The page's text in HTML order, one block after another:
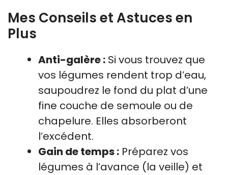
Mes Conseils et Astuces en
Plus
Anti-galère : Si vous trouvez que
vos légumes rendent trop d’eau,
saupoudrez le fond du plat d’une
fine couche de semoule ou de
chapelure. Elles absorberont
l’excédent.
Gain de temps : Préparez vos
légumes à l’avance (la veille) et